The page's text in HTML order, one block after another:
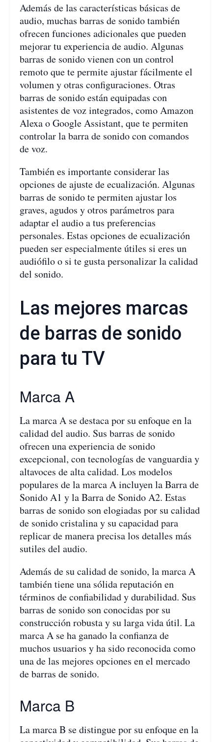
Además de las características básicas de
audio, muchas barras de sonido también
ofrecen funciones adicionales que pueden
mejorar tu experiencia de audio. Algunas
barras de sonido vienen con un control
remoto que te permite ajustar fácilmente el
volumen y otras configuraciones. Otras
barras de sonido están equipadas con
asistentes de voz integrados, como Amazon
Alexa o Google Assistant, que te permiten
controlar la barra de sonido con comandos
de voz.
También es importante considerar las
opciones de ajuste de ecualización. Algunas
barras de sonido te permiten ajustar los
graves, agudos y otros parámetros para
adaptar el audio a tus preferencias
personales. Estas opciones de ecualización
pueden ser especialmente útiles si eres un
audiófilo o si te gusta personalizar la calidad
del sonido.
Las mejores marcas
de barras de sonido
para tu TV
Marca A
La marca A se destaca por su enfoque en la
calidad del audio. Sus barras de sonido
ofrecen una experiencia de sonido
excepcional, con tecnologías de vanguardia y
altavoces de alta calidad. Los modelos
populares de la marca A incluyen la Barra de
Sonido A1 y la Barra de Sonido A2. Estas
barras de sonido son elogiadas por su calidad
de sonido cristalina y su capacidad para
replicar de manera precisa los detalles más
sutiles del audio.
Además de su calidad de sonido, la marca A
también tiene una sólida reputación en
términos de confiabilidad y durabilidad. Sus
barras de sonido son conocidas por su
construcción robusta y su larga vida útil. La
marca A se ha ganado la confianza de
muchos usuarios y ha sido reconocida como
una de las mejores opciones en el mercado
de barras de sonido.
Marca B
La marca B se distingue por su enfoque en la